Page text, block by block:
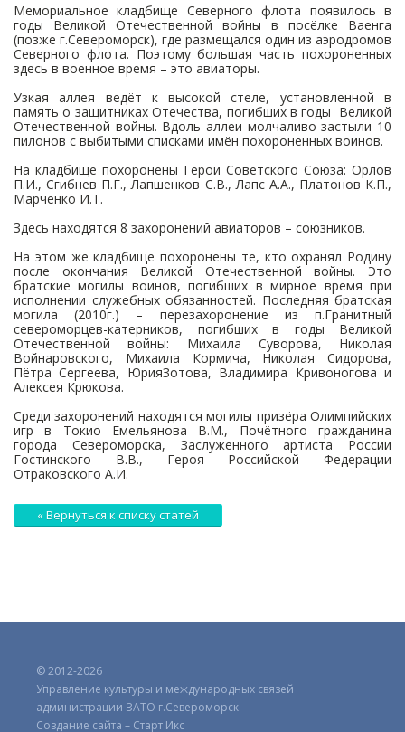
Мемориальное кладбище Северного флота появилось в
годы Великой Отечественной войны в посёлке Ваенга
(позже г.Североморск), где размещался один из аэродромов
Северного флота. Поэтому большая часть похороненных
здесь в военное время – это авиаторы.
Узкая аллея ведёт к высокой стеле, установленной в
память о защитниках Отечества, погибших в годы Великой
Отечественной войны. Вдоль аллеи молчаливо застыли 10
пилонов с выбитыми списками имён похороненных воинов.
На кладбище похоронены Герои Советского Союза: Орлов
П.И., Сгибнев П.Г., Лапшенков С.В., Лапс А.А., Платонов К.П.,
Марченко И.Т.
Здесь находятся 8 захоронений авиаторов – союзников.
На этом же кладбище похоронены те, кто охранял Родину
после окончания Великой Отечественной войны. Это
братские могилы воинов, погибших в мирное время при
исполнении служебных обязанностей. Последняя братская
могила (2010г.) – перезахоронение из п.Гранитный
североморцев-катерников, погибших в годы Великой
Отечественной войны: Михаила Суворова, Николая
Войнаровского, Михаила Кормича, Николая Сидорова,
Пётра Сергеева, ЮрияЗотова, Владимира Кривоногова и
Алексея Крюкова.
Среди захоронений находятся могилы призёра Олимпийских
игр в Токио Емельянова В.М., Почётного гражданина
города Североморска, Заслуженного артиста России
Гостинского В.В., Героя Российской Федерации
Отраковского А.И.
« Вернуться к списку статей
© 2012-2026
Управление культуры и международных связей
администрации ЗАТО г.Североморск
Создание сайта – Старт Икс